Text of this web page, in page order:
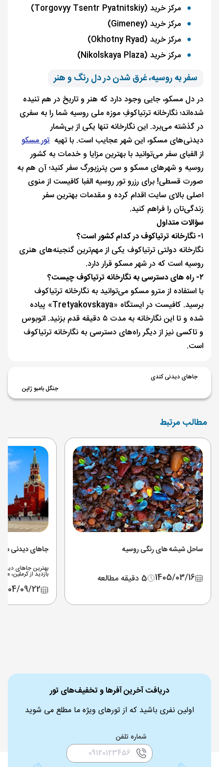
مرکز خرید (Torgovyy Tsentr Pyatnitskiy)
مرکز خرید (Gimeney)
مرکز خرید (Okhotny Ryad)
مرکز خرید (Nikolskaya Plaza)
سفر به روسیه، غرق شدن در دل رنگ‌ و هنر
در دل مسکو، جایی وجود دارد که هنر و تاریخ در هم تنیده
شده‌اند؛ نگارخانه ترتیاکوفِ موزه ملی روسیه شما را به سفری
در گذشته می‌برد. این نگارخانه تنها یکی از بی‌شمار
دیدنی‌های مسکو، این شهر عجایب است. با تهیه تور مسکو
از الفبای سفر می‌توانید با بهترین مزایا و خدمات به کشور
روسیه و شهرهای مسکو و سن پترزبورگ سفر کنید؛ آن هم به
صورت قسطی! برای رزرو تور روسیه الفبا کافیست از منوی
اصلی بالای سایت اقدام کرده و مقدمات بهترین سفر
زندگی‌تان را فراهم کنید.
سؤالات متداول
۱- نگارخانه ترتیاکوف در کدام کشور است؟
نگارخانه دولتی ترتیاکوف یکی از مهم‌ترین گنجینه‌های هنری
روسیه است که در شهر مسکو قرار دارد.
۲- راه های دسترسی به نگارخانه ترتیاکوف چیست؟
با استفاده از مترو مسکو می‌توانید به نگارخانه ترتیاکوف
برسید. کافیست در ایستگاه «Tretyakovskaya» پیاده
شده و تا این نگارخانه به مدت ۵ دقیقه قدم بزنید. اتوبوس
و تاکسی نیز از دیگر راه‌های دسترسی به نگارخانه ترتیاکوف
است.
جاهای دیدنی کندی
جنگل بامبو ژاپن
مطالب مرتبط
ساحل شیشه های رنگی روسیه
1405/03/16 5 دقیقه مطالعه
جاهای دیدنی
بهترین جاهای
بازدید از کرملین،
هزینه بلیط‌ها و نقشه
1404/09/22
دریافت آخرین آفرها و تخفیف‌های تور
اولین نفری باشید که از تورهای ویژه ما مطلع می شوید
شماره تلفن